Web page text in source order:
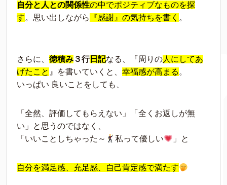
自分と人との関係性の中でポジティブなものを探
す。思い出しながら 『感謝』の気持ちを書く 。
さらに、 徳積み ３行 日記なる、『周りの人にしてあ
げたこと 』を書いていくと、 幸福感が高まる 。
いっぱい 良いことをしても、
「全然、評価してもらえない」「全くお返しが無
い」と思うのではなく、
「いいことしちゃった～
私って優しい 」と
自分を満足感、充足感、自己肯定感で満たす